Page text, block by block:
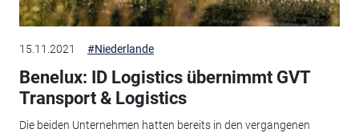
15.11.2021 #Niederlande
Benelux: ID Logistics übernimmt GVT
Transport & Logistics
Die beiden Unternehmen hatten bereits in den vergangenen